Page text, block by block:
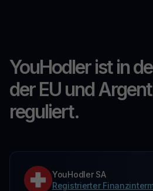
YouHodler ist in
der EU und
reguliert.
YouHodler SA
Registrierter